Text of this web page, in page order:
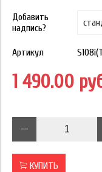
Добавить
надпись?
Артикул
1 490.00
КУПИТЬ